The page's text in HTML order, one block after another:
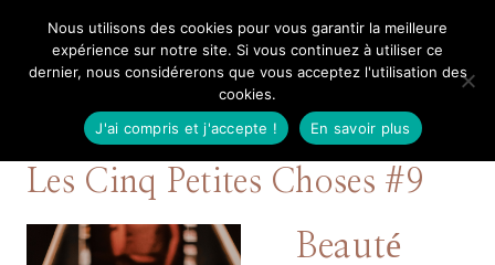
contenuMangue Poudrée
3 DÉCEMBRE 2019 LES CINQ PETITES CHOSES
Les Cinq Petites Choses #9
Beauté
Nous utilisons des cookies pour vous garantir la meilleure
expérience sur notre site. Si vous continuez à utiliser ce
dernier, nous considérerons que vous acceptez l'utilisation des
cookies.
J'ai compris et j'accepte !
En savoir plus